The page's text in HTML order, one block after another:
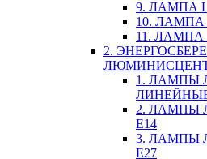
9. ЛАМПА
10. ЛАМПА
11. ЛАМПА
2.
1. ЛАМПЫ
2. ЛАМПЫ
E14
3. ЛАМПЫ
E27